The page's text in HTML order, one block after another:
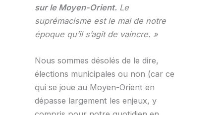
sur le Moyen-Orient. Le
suprémacisme est le mal de notre
époque qu’il s’agit de vaincre. »
Nous sommes désolés de le dire,
élections municipales ou non (car ce
qui se joue au Moyen-Orient en
dépasse largement les enjeux, y